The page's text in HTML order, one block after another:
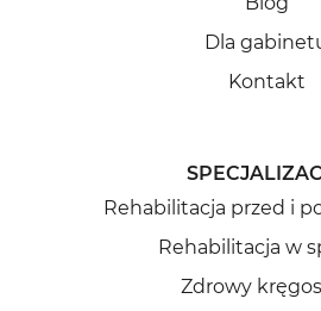
Dla
Kontakt
Rehabilitacja przed i
Rehabilitacja w
Zdrowy